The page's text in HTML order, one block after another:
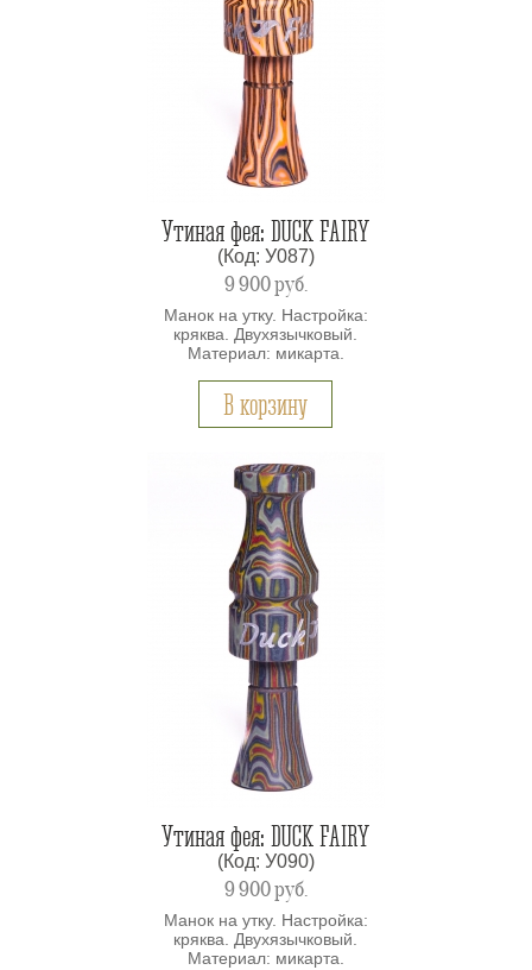
Утиная фея: DUCK FAIRY
(Код: У087)
9 900руб.
Манок на утку. Настройка:
кряква. Двухязычковый.
Материал: микарта.
В корзину
Утиная фея: DUCK FAIRY
(Код: У090)
9 900руб.
Манок на утку. Настройка:
кряква. Двухязычковый.
Материал: микарта.